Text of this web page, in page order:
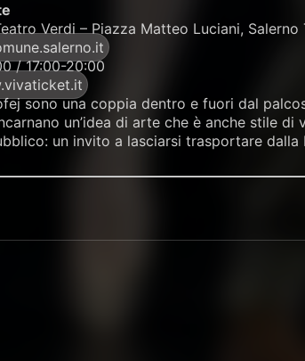
Verdi – Piazza Matteo Luciani,
/ 17:00-20:00
sono una coppia dentro e fuori dal
un’idea di arte che è anche stile
un invito a lasciarsi trasportare